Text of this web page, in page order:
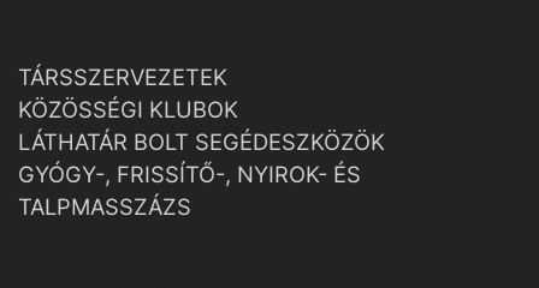
TÁRSSZERVEZETEK
KÖZÖSSÉGI KLUBOK
LÁTHATÁR BOLT SEGÉDESZKÖZÖK
GYÓGY-, FRISSÍTŐ-, NYIROK- ÉS
TALPMASSZÁZS